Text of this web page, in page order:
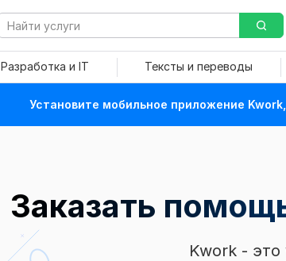
Разработка и IT Тексты и переводы
Установите мобильное приложение
Заказать
Kwork -